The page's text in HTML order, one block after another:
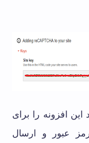
افزونه را برای
عبور و ارسال